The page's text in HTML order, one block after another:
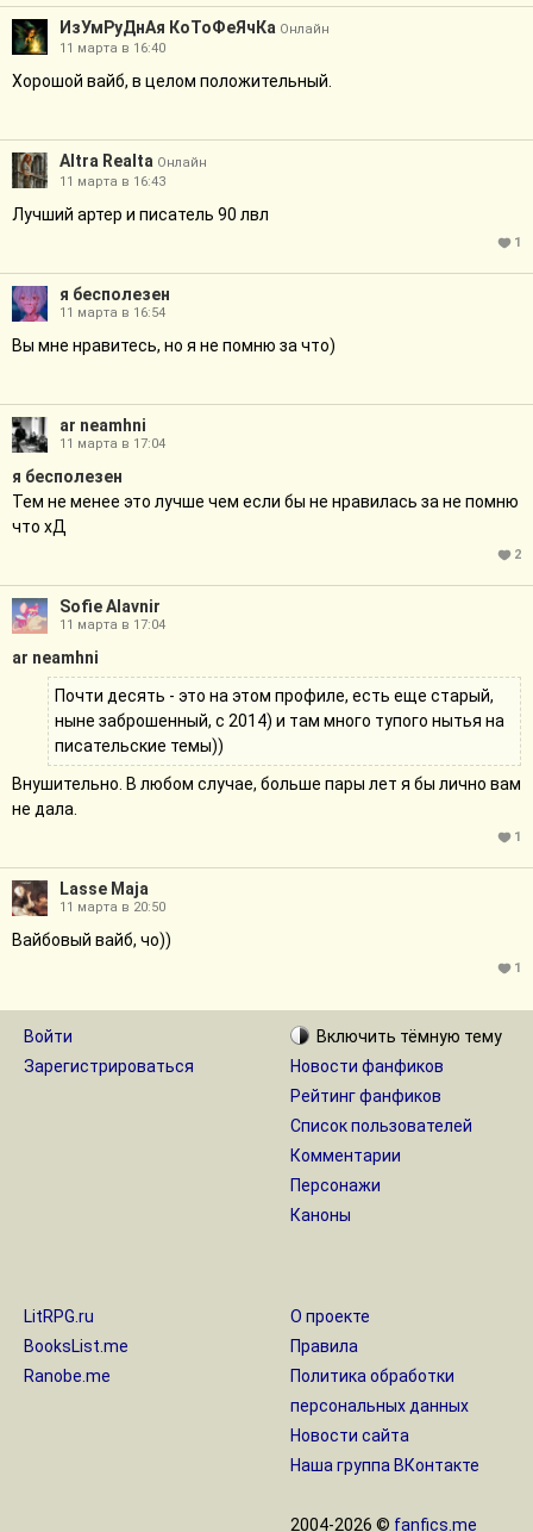
ИзУмРуДнАя КоТоФеЯчКа Онлайн
11 марта в 16:40
Хорошой вайб, в целом положительный.
Altra Realta Онлайн
11 марта в 16:43
Лучший артер и писатель 90 лвл
1
я бесполезен
11 марта в 16:54
Вы мне нравитесь, но я не помню за что)
ar neamhni
11 марта в 17:04
я бесполезен
Тем не менее это лучше чем если бы не нравилась за не помню
что хД
2
Sofie Alavnir
11 марта в 17:04
ar neamhni
Почти десять - это на этом профиле, есть еще старый,
ныне заброшенный, с 2014) и там много тупого нытья на
писательские темы))
Внушительно. В любом случае, больше пары лет я бы лично вам
не дала.
1
Lasse Maja
11 марта в 20:50
Вайбовый вайб, чо))
1
Войти
Зарегистрироваться
Включить тёмную тему
Новости фанфиков
Рейтинг фанфиков
Список пользователей
Комментарии
Персонажи
Каноны
LitRPG.ru
BooksList.me
Ranobe.me
О проекте
Правила
Политика обработки
персональных данных
Новости сайта
Наша группа ВКонтакте
2004-2026 © fanfics.me